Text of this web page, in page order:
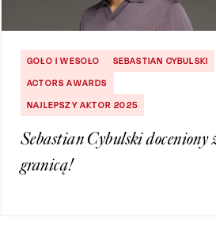
GOŁO I WESOŁO
SEBASTIAN CYBULSKI
ACTORS AWARDS
NAJLEPSZY AKTOR 2025
Sebastian Cybulski doceniony
granicą!